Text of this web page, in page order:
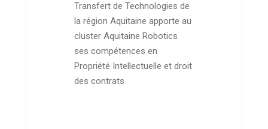
Transfert de Technologies de
la région Aquitaine apporte au
cluster Aquitaine Robotics
ses compétences en
Propriété Intellectuelle et droit
des contrats